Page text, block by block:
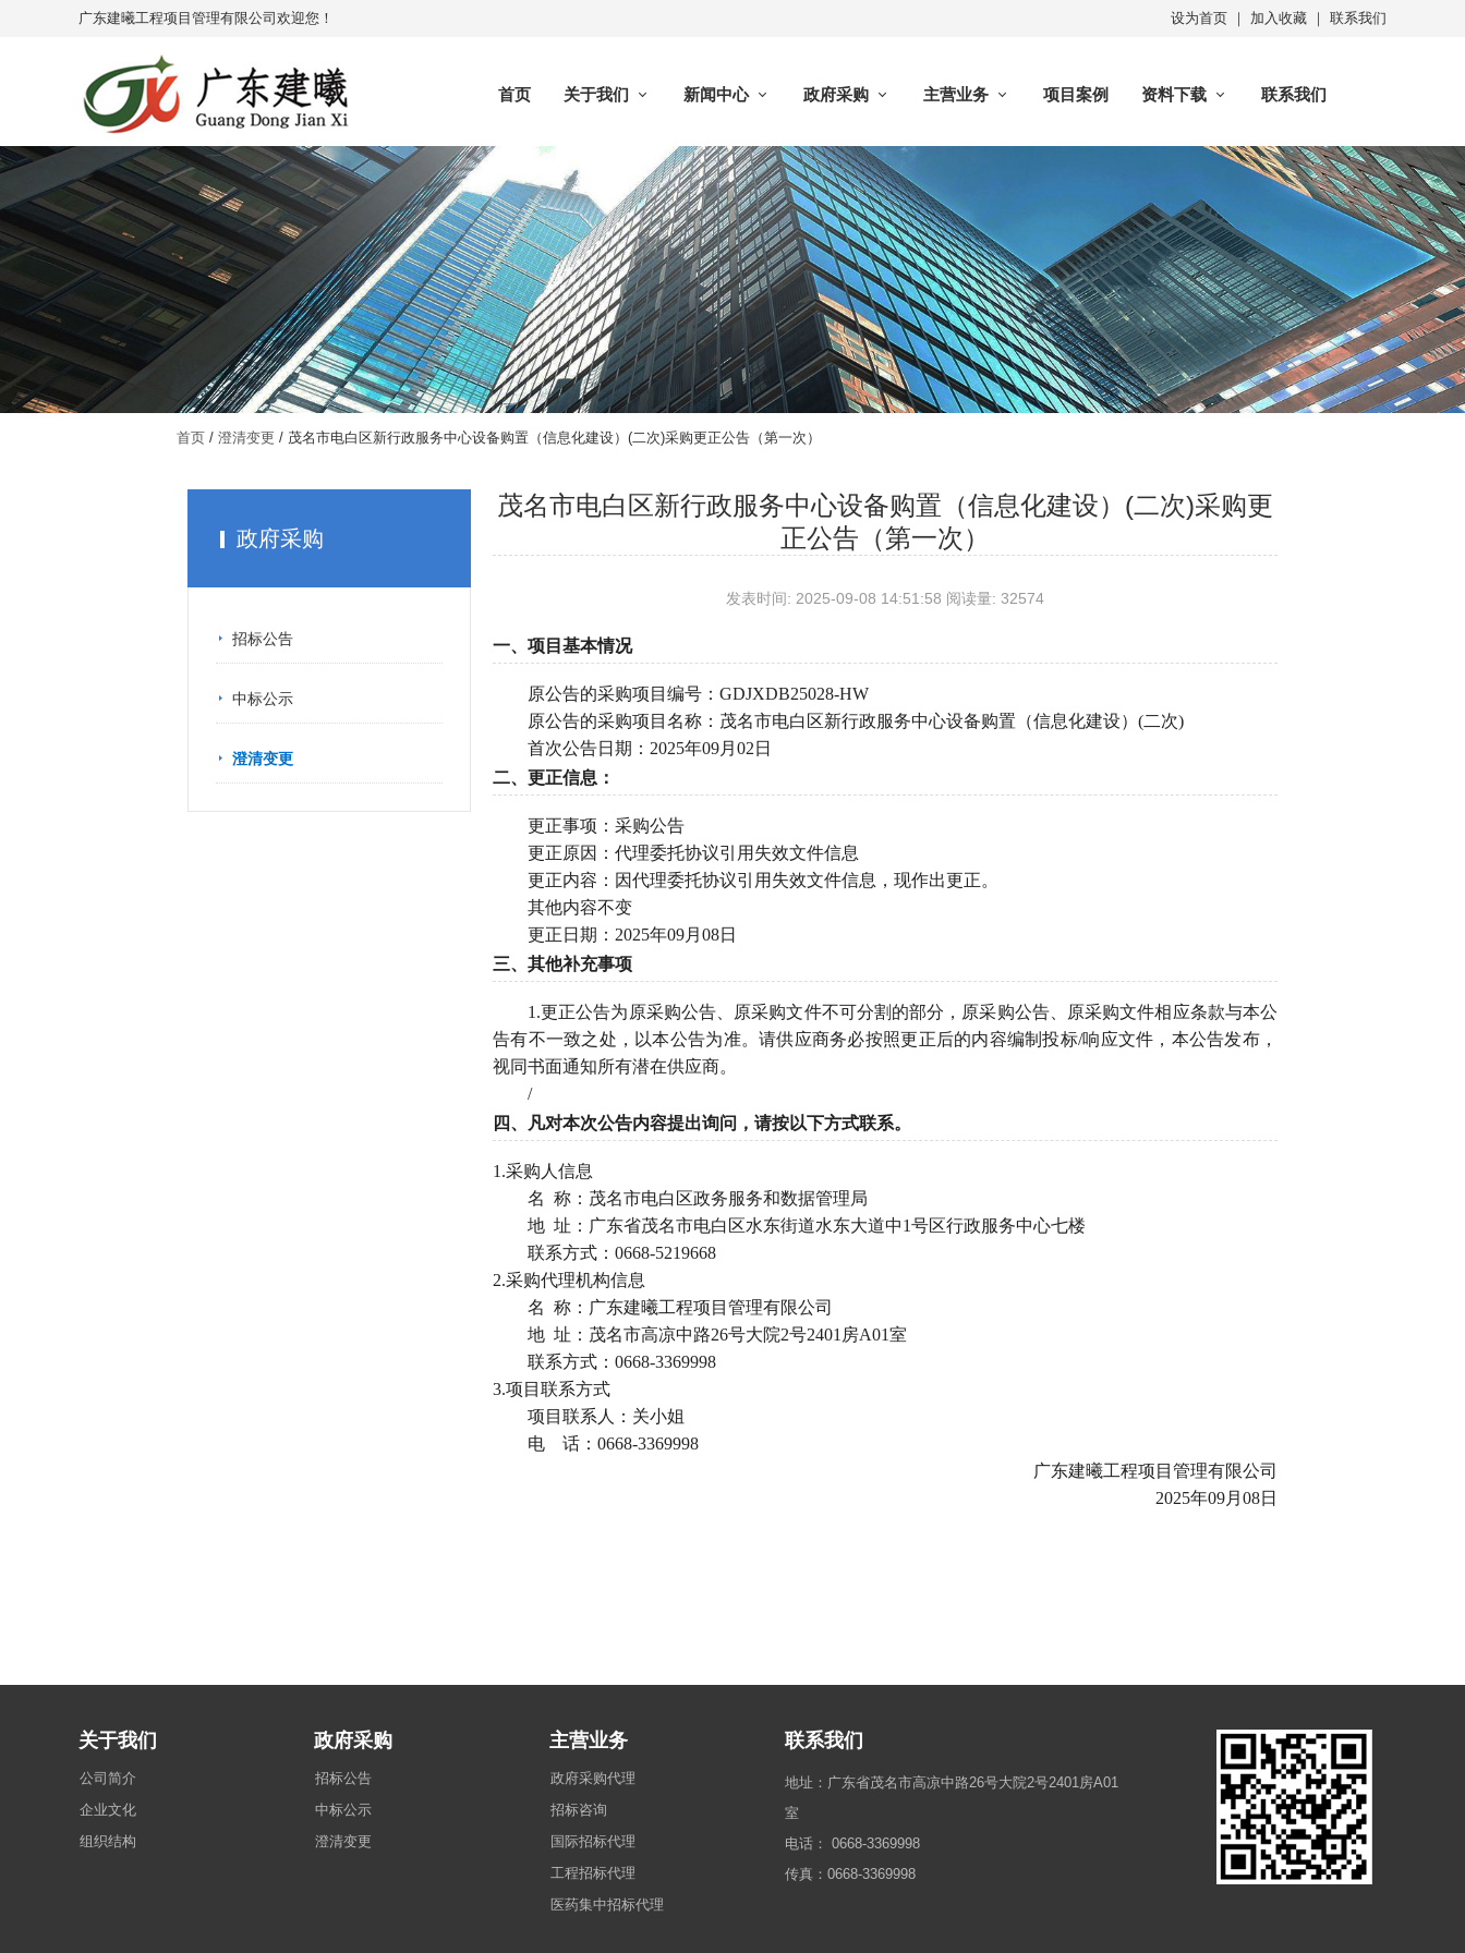
广东建曦工程项目管理有限公司欢迎您！ 设为首页 ｜ 加入收藏 ｜ 联系我们
首页 关于我们 新闻中心 政府采购 主营业务 项目案例 资料下载 联系我们
首页 / 澄清变更 / 茂名市电白区新行政服务中心设备购置（信息化建设）(二次)采购更正公告（第一次）
茂名市电白区新行政服务中心设备购置（信息化建设）(二次)采购更
正公告（第一次）
发表时间: 2025-09-08 14:51:58 阅读量: 32574
一、项目基本情况
原公告的采购项目编号： GDJXDB25028-HW
原公告的采购项目名称：茂名市电白区新行政服务中心设备购置（信息化建设） (二次)
首次公告日期： 2025年09月02日
二、更正信息：
更正事项：采购公告
更正原因： 代理委托协议引用失效文件信息
更正内容： 因代理委托协议引用失效文件信息，现作出更正。
其他内容不变
更正日期： 2025年09月08日
三、其他补充事项
1.更正公告为原采购公告、原采购文件不可分割的部分，原采购公告、原采购文件相应条款与本公
告有不一致之处，以本公告为准。请供应商务必按照更正后的内容编制投标/响应文件，本公告发布，
视同书面通知所有潜在供应商。
/
四、凡对本次公告内容提出询问，请按以下方式联系。
1.采购人信息
名 称：茂名市电白区政务服务和数据管理局
地 址：广东省茂名市电白区水东街道水东大道中1号区行政服务中心七楼
联系方式： 0668-5219668
2.采购代理机构信息
名 称：广东建曦工程项目管理有限公司
地 址：茂名市高凉中路26号大院2号2401房A01室
联系方式： 0668-3369998
3.项目联系方式
项目联系人：关小姐
电 话：0668-3369998
广东建曦工程项目管理有限公司
2025年09月08日
政府采购
招标公告
中标公示
澄清变更
关于我们
公司简介
企业文化
组织结构
政府采购
招标公告
中标公示
澄清变更
主营业务
政府采购代理
招标咨询
国际招标代理
工程招标代理
医药集中招标代理
联系我们
地址：广东省茂名市高凉中路26号大院2号2401房A01
室
电话： 0668-3369998
传真：0668-3369998